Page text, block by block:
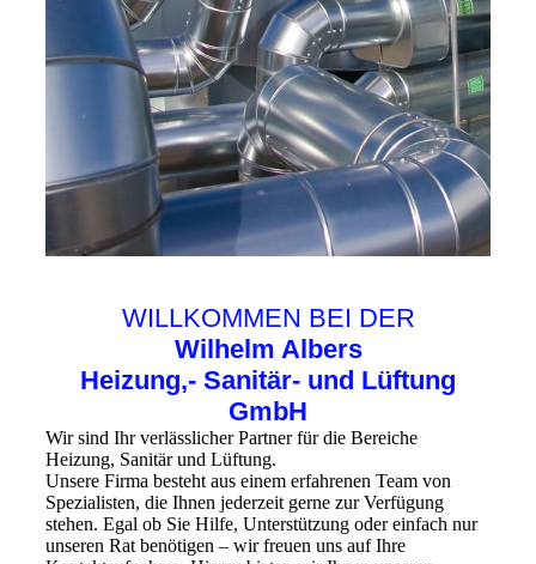
WILLKOMMEN BEI DER
Wilhelm Albers
Heizung,- Sanitär- und Lüftung
GmbH
Wir sind Ihr verlässlicher Partner für die Bereiche
Heizung, Sanitär und Lüftung.
Unsere Firma besteht aus einem erfahrenen Team von
Spezialisten, die Ihnen jederzeit gerne zur Verfügung
stehen. Egal ob Sie Hilfe, Unterstützung oder einfach nur
unseren Rat benötigen – wir freuen uns auf Ihre